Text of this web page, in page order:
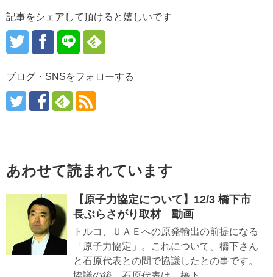
記事をシェアして頂けると嬉しいです
ブログ・SNSをフォローする
あわせて読まれています
【原子力協定について】12/3 橋下市
長ぶらさがり取材 動画
トルコ、ＵＡＥへの原発輸出の前提になる
「原子力協定」。これについて、橋下さん
と石原代表との間で協議したとの事です。